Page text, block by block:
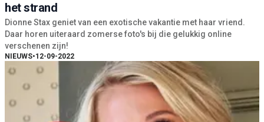
het strand
Dionne Stax geniet van een exotische vakantie met haar vriend.
Daar horen uiteraard zomerse foto's bij die gelukkig online
verschenen zijn!
NIEUWS•12-09-2022